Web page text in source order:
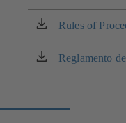
nueva
abre
en
nueva
Rules of
(se
abre
en
Reglamento
(se